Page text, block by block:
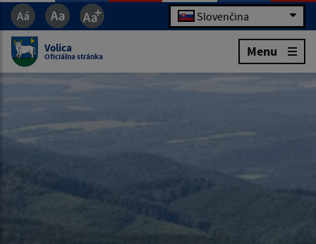
Slovenčina
Volica
Oficiálna stránka Menu